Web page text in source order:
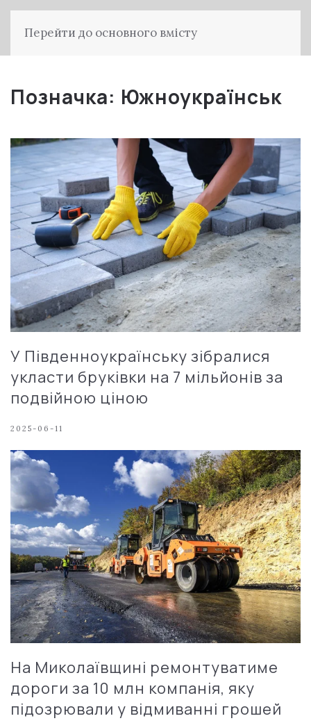
Перейти до основного вмісту
Позначка: Южноукраїнськ
У Південноукраїнську зібралися
укласти бруківки на 7 мільйонів за
подвійною ціною
2025-06-11
На Миколаївщині ремонтуватиме
дороги за 10 млн компанія, яку
підозрювали у відмиванні грошей